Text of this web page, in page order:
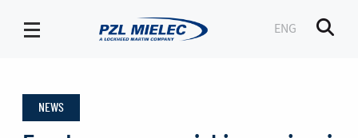
ENG
NEWS